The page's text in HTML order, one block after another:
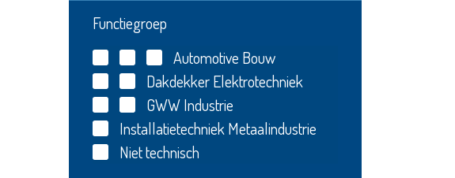
Functiegroep
Automotive Bouw
DakdekkerElektrotechniek
GWWIndustrie
Installatietechniek Metaalindustrie
Niet technisch